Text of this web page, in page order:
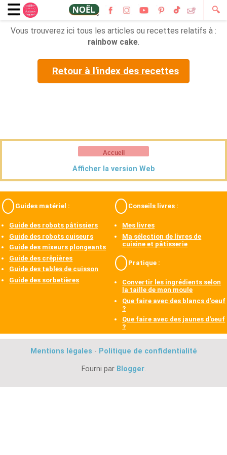
🔍
Vous trouverez ici tous les articles ou recettes relatifs à :
rainbow cake
Retour à l'index des recettes
Accueil
Afficher la version Web
Guides matériel :
Guide des robots pâtissiers
Guide des robots cuiseurs
Guide des mixeurs plongeants
Guide des crêpières
Guide des tables de cuisson
Guide des sorbetières
Conseils livres :
Mes livres
Ma sélection de livres de
cuisine et pâtisserie
Pratique :
Convertir les ingrédients selon
la taille de mon moule
Que faire avec des blancs d'oeuf
?
Que faire avec des jaunes d'oeuf
?
Mentions légales - Politique de confidentialité
Fourni par Blogger.